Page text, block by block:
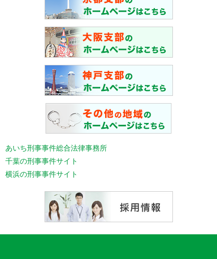
あいち刑事事件総合法律事務所
千葉の刑事事件サイト
横浜の刑事事件サイト